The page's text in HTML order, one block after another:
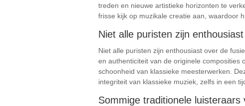
treden en nieuwe artistieke horizonten te
frisse kijk op muzikale creatie aan, waardoor
Niet alle puristen zijn
Niet alle puristen zijn enthousiast over de
en authenticiteit van de originele composities
schoonheid van klassieke meesterwerken.
integriteit van klassieke muziek, zelfs in een
Sommige traditionele